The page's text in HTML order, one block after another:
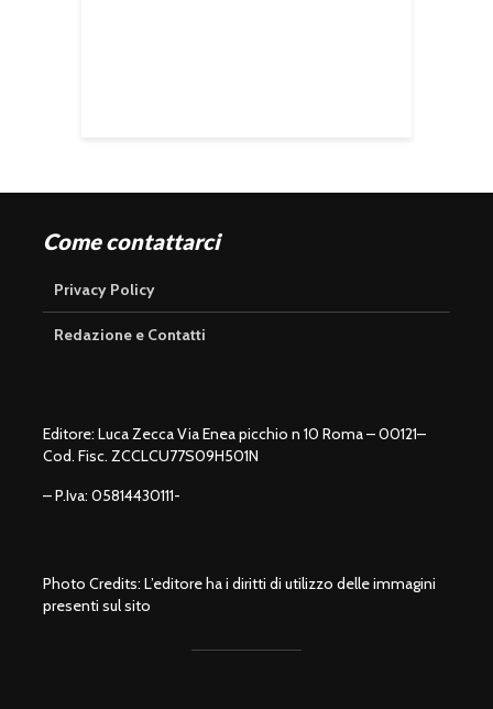
Come contattarci
Privacy Policy
Redazione e Contatti
Editore: Luca Zecca Via Enea picchio n 10 Roma – 00121–
Cod. Fisc. ZCCLCU77S09H501N
– P.Iva: 05814430111-
Photo Credits: L’editore ha i diritti di utilizzo delle immagini
presenti sul sito